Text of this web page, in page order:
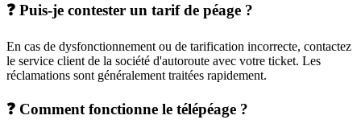
❓ Puis-je contester un tarif de péage ?
En cas de dysfonctionnement ou de tarification incorrecte, contactez
le service client de la société d'autoroute avec votre ticket. Les
réclamations sont généralement traitées rapidement.
❓ Comment fonctionne le télépéage ?